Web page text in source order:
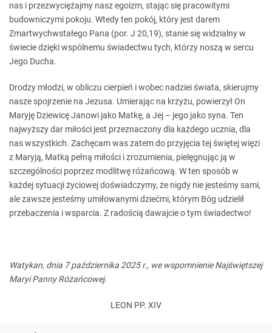
nas i przezwyciężajmy nasz egoizm, stając się pracowitymi
budowniczymi pokoju. Wtedy ten pokój, który jest darem
Zmartwychwstałego Pana (por. J 20,19), stanie się widzialny w
świecie dzięki wspólnemu świadectwu tych, którzy noszą w sercu
Jego Ducha.
Drodzy młodzi, w obliczu cierpień i wobec nadziei świata, skierujmy
nasze spojrzenie na Jezusa. Umierając na krzyżu, powierzył On
Maryję Dziewicę Janowi jako Matkę, a Jej – jego jako syna. Ten
najwyższy dar miłości jest przeznaczony dla każdego ucznia, dla
nas wszystkich. Zachęcam was zatem do przyjęcia tej świętej więzi
z Maryją, Matką pełną miłości i zrozumienia, pielęgnując ją w
szczególności poprzez modlitwę różańcową. W ten sposób w
każdej sytuacji życiowej doświadczymy, że nigdy nie jesteśmy sami,
ale zawsze jesteśmy umiłowanymi dziećmi, którym Bóg udzielił
przebaczenia i wsparcia. Z radością dawajcie o tym świadectwo!
Watykan, dnia 7 października 2025 r., we wspomnienie Najświętszej
Maryi Panny Różańcowej.
LEON PP. XIV